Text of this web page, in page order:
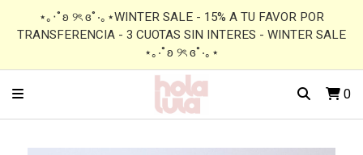
⋆｡‧˚ʚ ୨ৎ ɞ˚‧｡⋆WINTER SALE - 15% A TU FAVOR POR
TRANSFERENCIA - 3 CUOTAS SIN INTERES - WINTER SALE
⋆｡‧˚ʚ ୨ৎ ɞ˚‧｡⋆
0